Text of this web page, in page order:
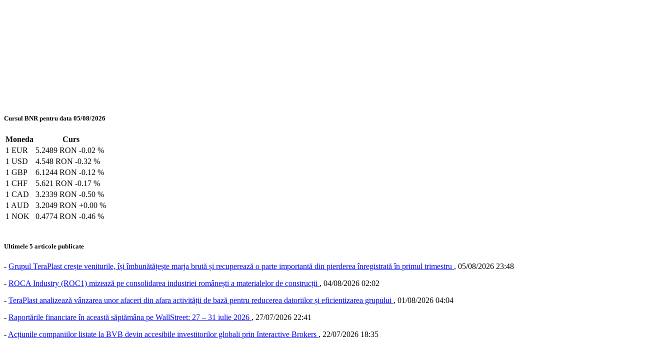
Cursul BNR pentru data 05/08/2026
Moneda
Curs
1 EUR
5.2489 RON -0.02 %
1 USD
4.548 RON -0.32 %
1 GBP
6.1244 RON -0.12 %
1 CHF
5.621 RON -0.17 %
1 CAD
3.2339 RON -0.50 %
1 AUD
3.2049 RON +0.00 %
1 NOK
0.4774 RON -0.46 %
Ultimele 5 articole publicate
- Grupul TeraPlast crește veniturile, își îmbunătățește marja brută și recuperează o parte importantă din pierderea înregistrată în primul trimestru , 05/08/2026 23:48
- ROCA Industry (ROC1) mizează pe consolidarea industriei românești a materialelor de construcții , 04/08/2026 02:02
- TeraPlast analizează vânzarea unor afaceri din afara activității de bază pentru reducerea datoriilor și eficientizarea grupului , 01/08/2026 04:04
- Raportările financiare în această săptămâna pe WallStreet: 27 – 31 iulie 2026 , 27/07/2026 22:41
- Acțiunile companiilor listate la BVB devin accesibile investitorilor globali prin Interactive Brokers , 22/07/2026 18:35